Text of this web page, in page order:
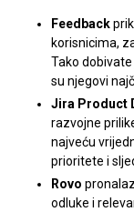
Feedback
korisnicima,
Tako
su njegovi
Jira Product
razvojne
najveću
prioritete i
Rovo
odluke i